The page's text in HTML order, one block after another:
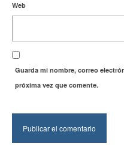
Web
Guarda mi nombre, correo
próxima vez que comente.